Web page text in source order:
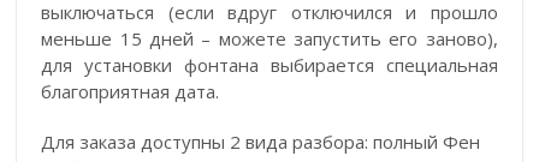
выключаться (если вдруг отключился и прошло
меньше 15 дней – можете запустить его заново),
для установки фонтана выбирается специальная
благоприятная дата.
Для заказа доступны 2 вида разбора: полный Фен